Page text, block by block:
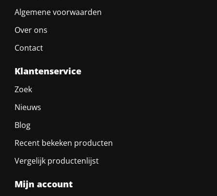
Algemene voorwaarden
Over ons
Contact
Klantenservice
Zoek
Nieuws
Blog
Recent bekeken producten
Vergelijk productenlijst
Mijn account